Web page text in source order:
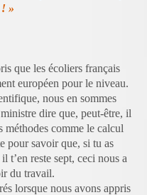
»
que les écoliers français
européen pour le niveau.
nous en sommes
dire que, peut-être, il
méthodes comme le calcul
pour savoir que, si tu as
t’en reste sept, ceci nous a
du travail.
lorsque nous avons appris